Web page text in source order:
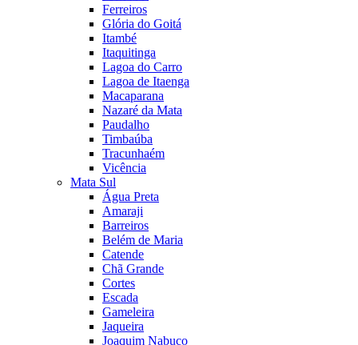
Ferreiros
Glória do Goitá
Itambé
Itaquitinga
Lagoa do Carro
Lagoa de Itaenga
Macaparana
Nazaré da Mata
Paudalho
Timbaúba
Tracunhaém
Vicência
Mata Sul
Água Preta
Amaraji
Barreiros
Belém de Maria
Catende
Chã Grande
Cortes
Escada
Gameleira
Jaqueira
Joaquim Nabuco